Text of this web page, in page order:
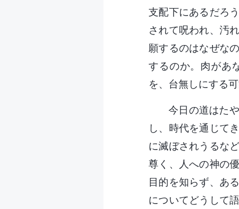
支配下にあるだろ
されて呪われ、汚
願するのはなぜな
するのか。肉があ
を、台無しにする
今日の道はた
し、時代を通じて
に滅ぼされうるな
尊く、人への神の
目的を知らず、あ
についてどうして